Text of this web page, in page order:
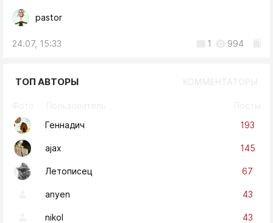
pastor
24.07, 15:33 1 994
ТОП АВТОРЫ
Геннадич
193
ajax 145
Летописец 67
anyen 43
nikol 43